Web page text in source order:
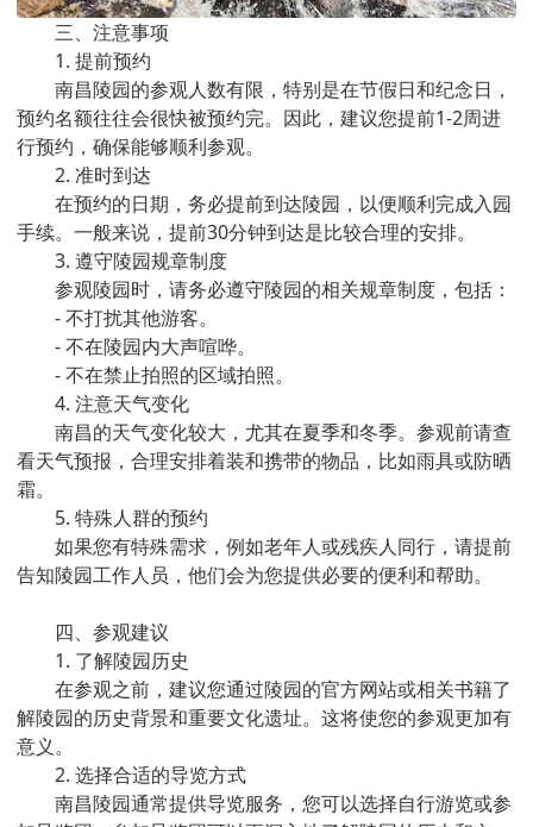
三、注意事项
1. 提前预约
南昌陵园的参观人数有限，特别是在节假日和纪念日，
预约名额往往会很快被预约完。因此，建议您提前1-2周进
行预约，确保能够顺利参观。
2. 准时到达
在预约的日期，务必提前到达陵园，以便顺利完成入园
手续。一般来说，提前30分钟到达是比较合理的安排。
3. 遵守陵园规章制度
参观陵园时，请务必遵守陵园的相关规章制度，包括：
- 不打扰其他游客。
- 不在陵园内大声喧哗。
- 不在禁止拍照的区域拍照。
4. 注意天气变化
南昌的天气变化较大，尤其在夏季和冬季。参观前请查
看天气预报，合理安排着装和携带的物品，比如雨具或防晒
霜。
5. 特殊人群的预约
如果您有特殊需求，例如老年人或残疾人同行，请提前
告知陵园工作人员，他们会为您提供必要的便利和帮助。
四、参观建议
1. 了解陵园历史
在参观之前，建议您通过陵园的官方网站或相关书籍了
解陵园的历史背景和重要文化遗址。这将使您的参观更加有
意义。
2. 选择合适的导览方式
南昌陵园通常提供导览服务，您可以选择自行游览或参